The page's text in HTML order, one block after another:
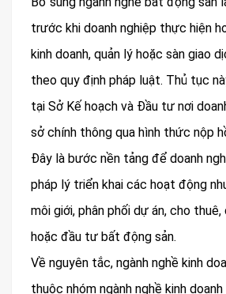
trước khi doanh nghiệp thực hiện
kinh doanh, quản lý hoặc sàn giao
theo quy định pháp luật. Thủ tục
tại Sở Kế hoạch và Đầu tư nơi
sở chính thông qua hình thức nộp
Đây là bước nền tảng để doanh
pháp lý triển khai các hoạt động
môi giới, phân phối dự án, cho
hoặc đầu tư bất động sản.
Về nguyên tắc, ngành nghề kinh
thuộc nhóm ngành nghề kinh